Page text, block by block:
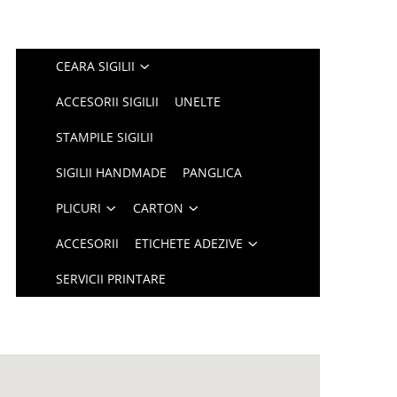
CEARA SIGILII
ACCESORII SIGILII UNELTE
STAMPILE SIGILII
SIGILII HANDMADE PANGLICA
PLICURI CARTON
ACCESORII ETICHETE ADEZIVE
SERVICII PRINTARE